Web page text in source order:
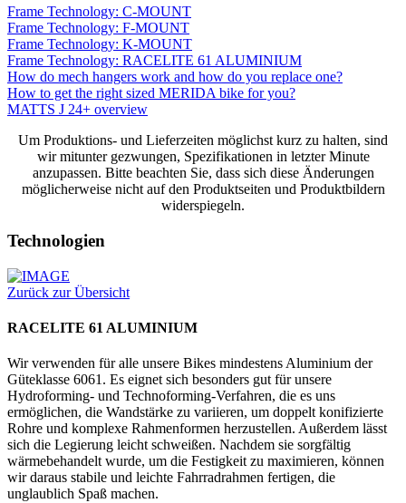
Frame Technology: C-MOUNT
Frame Technology: F-MOUNT
Frame Technology: K-MOUNT
Frame Technology: RACELITE 61 ALUMINIUM
How do mech hangers work and how do you replace one?
How to get the right sized MERIDA bike for you?
MATTS J 24+ overview
Um Produktions- und Lieferzeiten möglichst kurz zu halten, sind
wir mitunter gezwungen, Spezifikationen in letzter Minute
anzupassen. Bitte beachten Sie, dass sich diese Änderungen
möglicherweise nicht auf den Produktseiten und Produktbildern
widerspiegeln.
Technologien
Zurück zur Übersicht
RACELITE 61 ALUMINIUM
Wir verwenden für alle unsere Bikes mindestens Aluminium der
Güteklasse 6061. Es eignet sich besonders gut für unsere
Hydroforming- und Technoforming-Verfahren, die es uns
ermöglichen, die Wandstärke zu variieren, um doppelt konifizierte
Rohre und komplexe Rahmenformen herzustellen. Außerdem lässt
sich die Legierung leicht schweißen. Nachdem sie sorgfältig
wärmebehandelt wurde, um die Festigkeit zu maximieren, können
wir daraus stabile und leichte Fahrradrahmen fertigen, die
unglaublich Spaß machen.